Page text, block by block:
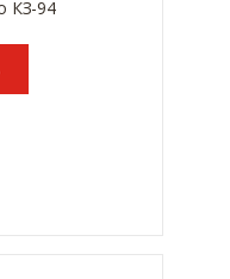
КЗ-94